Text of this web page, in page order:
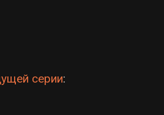
серии: